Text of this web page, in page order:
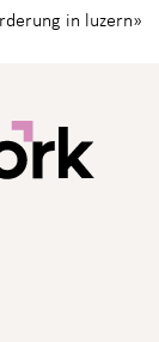
in luzern»